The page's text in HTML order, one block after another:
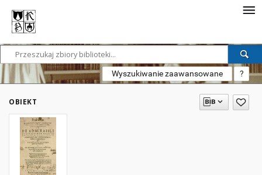
Wyszukiwanie zaawansowane ?
OBIEKT